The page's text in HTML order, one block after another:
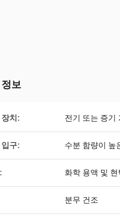
보
장치: 전기 또는 증기
입구: 수분 함량이 높
화학 용액 및 현
분무 건조